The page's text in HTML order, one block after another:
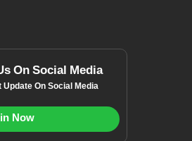
On Social Media
Update On Social Media
Now